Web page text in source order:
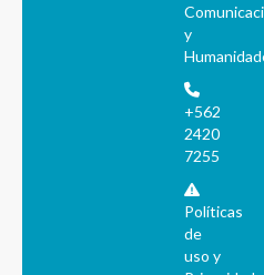
y
+562
2420
7255
Políticas
de
uso y